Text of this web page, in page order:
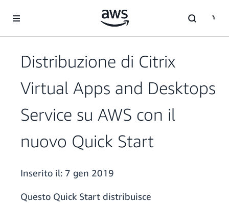
Distribuzione di Citrix
Virtual Apps and Desktops
Service su AWS con il
nuovo Quick Start
Inserito il: 7 gen 2019
Questo Quick Start distribuisce